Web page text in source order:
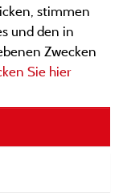
stimmen
und den in
Zwecken
Sie hier